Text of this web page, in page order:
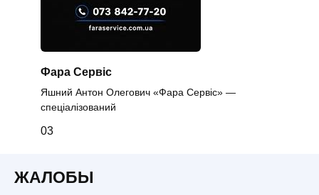
Фара Сервіс
Яшний Антон Олегович «Фара Сервіс» —
спеціалізований
03
ЖАЛОБЫ